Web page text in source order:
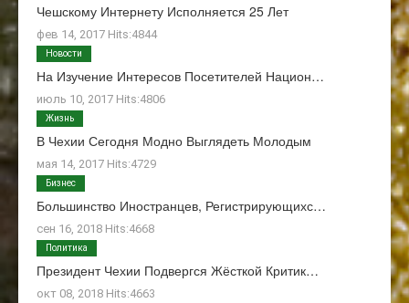
Чешскому Интернету Исполняется 25 Лет
фев 14, 2017 Hits:4844
На Изучение Интересов Посетителей Национ…
июль 10, 2017 Hits:4806
Новости
В Чехии Сегодня Модно Выглядеть Молодым
мая 14, 2017 Hits:4729
Жизнь
Большинство Иностранцев, Регистрирующихс…
сен 16, 2018 Hits:4668
Бизнес
Президент Чехии Подвергся Жёсткой Критик…
окт 08, 2018 Hits:4663
Политика